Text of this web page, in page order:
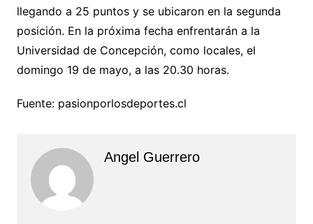
llegando a 25 puntos y se ubicaron en la segunda
posición. En la próxima fecha enfrentarán a la
Universidad de Concepción, como locales, el
domingo 19 de mayo, a las 20.30 horas.
Fuente: pasionporlosdeportes.cl
Angel Guerrero